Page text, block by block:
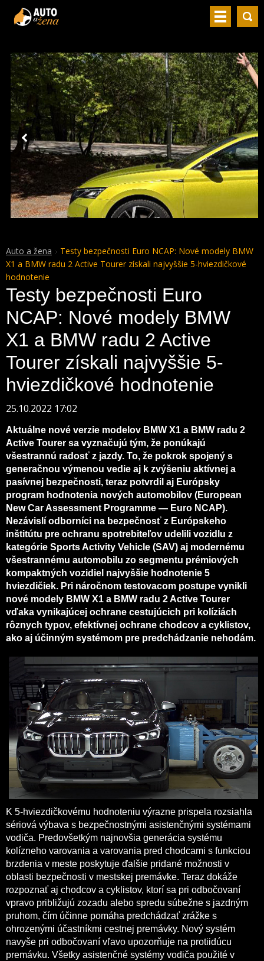
Auto a žena
Testy bezpečnosti Euro NCAP: Nové modely BMW
X1 a BMW radu 2 Active Tourer získali najvyššie 5-hviezdičkové
hodnotenie
Testy bezpečnosti Euro
NCAP: Nové modely BMW
X1 a BMW radu 2 Active
Tourer získali najvyššie 5-
hviezdičkové hodnotenie
25.10.2022 17:02
Aktuálne nové verzie modelov BMW X1 a BMW radu 2
Active Tourer sa vyznačujú tým, že ponúkajú
všestrannú radosť z jazdy. To, že pokrok spojený s
generačnou výmenou vedie aj k zvýšeniu aktívnej a
pasívnej bezpečnosti, teraz potvrdil aj Európsky
program hodnotenia nových automobilov (European
New Car Assessment Programme — Euro NCAP).
Nezávislí odborníci na bezpečnosť z Európskeho
inštitútu pre ochranu spotrebiteľov udelili vozidlu z
kategórie Sports Activity Vehicle (SAV) aj modernému
všestrannému automobilu zo segmentu prémiových
kompaktných vozidiel najvyššie hodnotenie 5
hviezdičiek. Pri náročnom testovacom postupe vynikli
nové modely BMW X1 a BMW radu 2 Active Tourer
vďaka vynikajúcej ochrane cestujúcich pri kolíziách
rôznych typov, efektívnej ochrane chodcov a cyklistov,
ako aj účinným systémom pre predchádzanie nehodám.
K 5-hviezdičkovému hodnoteniu výrazne prispela rozsiahla
sériová výbava s bezpečnostnými asistenčnými systémami
vodiča. Predovšetkým najnovšia generácia systému
kolízneho varovania a varovania pred chodcami s funkciou
brzdenia v meste poskytuje ďalšie pridané možnosti v
oblasti bezpečnosti v mestskej premávke. Teraz dokáže
rozpoznať aj chodcov a cyklistov, ktorí sa pri odbočovaní
vpravo približujú zozadu alebo spredu súbežne s jazdným
pruhom, čím účinne pomáha predchádzať zrážke s
ohrozenými účastníkmi cestnej premávky. Nový systém
navyše pri odbočovaní vľavo upozorňuje na protiidúcu
premávku. Všetky asistenčné systémy vodiča použité v